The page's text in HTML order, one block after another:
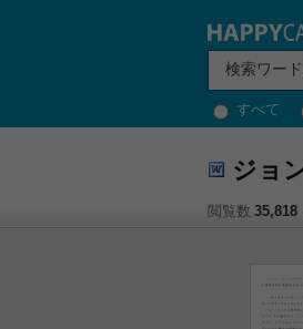
すべて
ジョ
閲覧数 35,818